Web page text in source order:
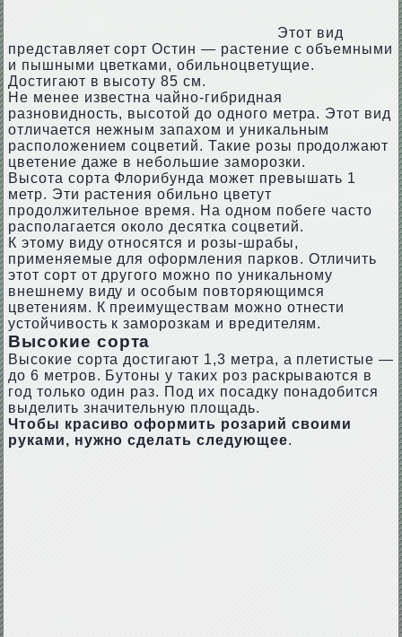
Этот вид
представляет сорт Остин — растение с объемными
и пышными цветками, обильноцветущие.
Достигают в высоту 85 см.
Не менее известна чайно-гибридная
разновидность, высотой до одного метра. Этот вид
отличается нежным запахом и уникальным
расположением соцветий. Такие розы продолжают
цветение даже в небольшие заморозки.
Высота сорта Флорибунда может превышать 1
метр. Эти растения обильно цветут
продолжительное время. На одном побеге часто
располагается около десятка соцветий.
К этому виду относятся и розы-шрабы,
применяемые для оформления парков. Отличить
этот сорт от другого можно по уникальному
внешнему виду и особым повторяющимся
цветениям. К преимуществам можно отнести
устойчивость к заморозкам и вредителям.
Высокие сорта
Высокие сорта достигают 1,3 метра, а плетистые —
до 6 метров. Бутоны у таких роз раскрываются в
год только один раз. Под их посадку понадобится
выделить значительную площадь.
Чтобы красиво оформить розарий своими
руками, нужно сделать следующее.